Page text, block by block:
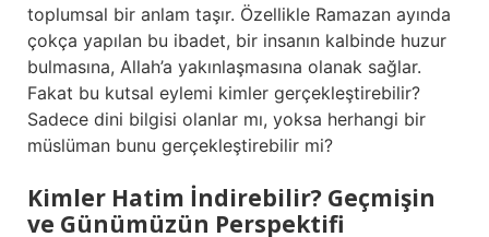
toplumsal bir anlam taşır. Özellikle Ramazan ayında
çokça yapılan bu ibadet, bir insanın kalbinde huzur
bulmasına, Allah’a yakınlaşmasına olanak sağlar.
Fakat bu kutsal eylemi kimler gerçekleştirebilir?
Sadece dini bilgisi olanlar mı, yoksa herhangi bir
müslüman bunu gerçekleştirebilir mi?
Kimler Hatim İndirebilir? Geçmişin
ve Günümüzün Perspektifi